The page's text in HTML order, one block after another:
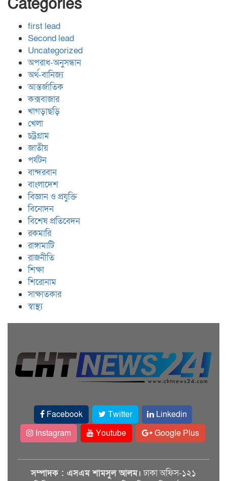
Categories
first lead
Second lead
Uncategorized
অপরাধ-অনুসন্ধান
অর্থ-বানিজ্য
আন্তর্জাতিক
কক্সবাজার
খাগড়াছড়ি
খেলা
চট্রগ্রাম
জাতীয়
পর্যটন
বান্দরবান
বাংলাদেশ
বিজ্ঞান ও প্রযুক্তি
বিনোদন
বিশেষ প্রতিবেদন
রকমারি
রাঙ্গামাটি
রাজনীতি
শিক্ষা
শিরোনাম
সাক্ষাতকার
স্বাস্থ্য
Facebook Twitter
Linkedin
Instagram
Youtube Google Plus
সম্পাদক : এসএম শামসুল আলম। ঢাকা অফিস-১২১